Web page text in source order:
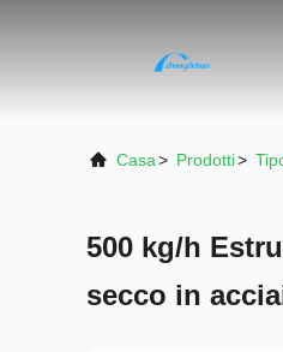
Casa> Prodotti>
500 kg/h
secco in